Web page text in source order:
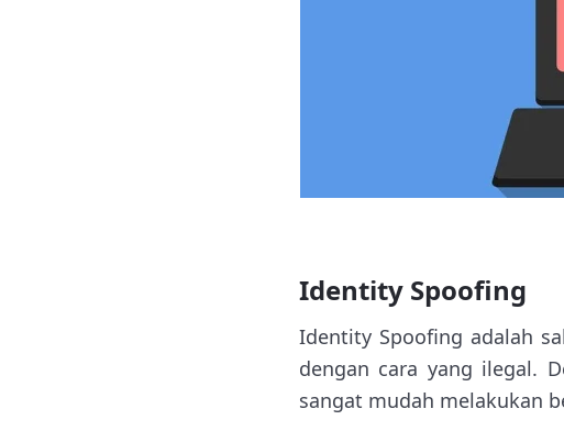
Identity Spoofing
Identity Spoofing adalah
dengan cara yang ilegal.
sangat mudah melakukan